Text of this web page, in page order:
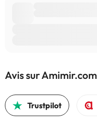
Avis sur Amimir.com
Trustpilot